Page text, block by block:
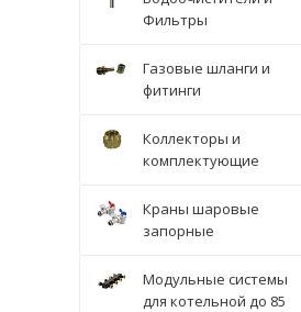
Фильтры
Газовые шланги и
фитинги
Коллекторы и
комплектующие
Краны шаровые
запорные
Модульные системы
для котельной до 85